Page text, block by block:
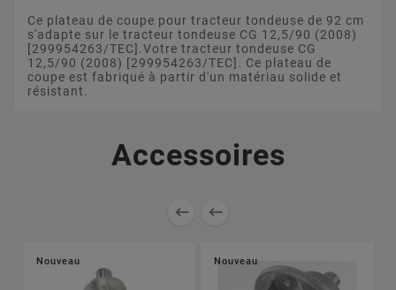
Ce plateau de coupe pour tracteur tondeuse de 92 cm
s'adapte sur le tracteur tondeuse CG 12,5/90 (2008)
[299954263/TEC].Votre tracteur tondeuse CG
12,5/90 (2008) [299954263/TEC]. Ce plateau de
coupe est fabriqué à partir d'un matériau solide et
résistant.
Accessoires
 
Nouveau Nouveau